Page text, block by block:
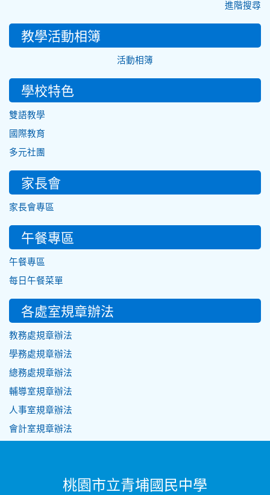
進階搜尋
教學活動相簿
活動相簿
學校特色
雙語教學
國際教育
多元社團
家長會
家長會專區
午餐專區
午餐專區
每日午餐菜單
各處室規章辦法
教務處規章辦法
學務處規章辦法
總務處規章辦法
輔導室規章辦法
人事室規章辦法
會計室規章辦法
桃園市立青埔國民中學